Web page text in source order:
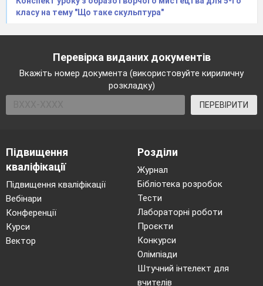
класу на тему "Що таке скульптура"
Перевірка виданих документів
Вкажіть номер документа (використовуйте кириличну
розкладку)
ПЕРЕВІРИТИ
Підвищення
кваліфікації
Підвищення кваліфікації
Вебінари
Конференції
Курси
Вектор
Розділи
Журнал
Бібліотека розробок
Тести
Лабораторні роботи
Проєкти
Конкурси
Олімпіади
Штучний інтелект для
вчителів